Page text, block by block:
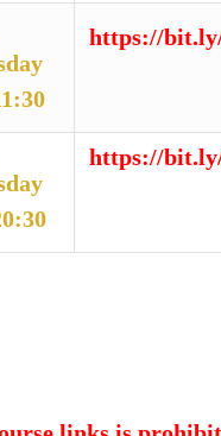
https://
https://